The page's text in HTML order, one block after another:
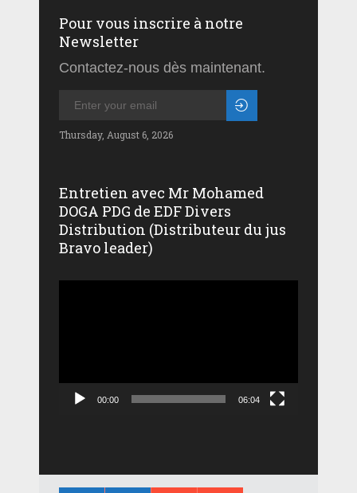
Pour vous inscrire à notre
Newsletter
Contactez-nous dès maintenant.
Thursday, August 6, 2026
Entretien avec Mr Mohamed
DOGA PDG de EDF Divers
Distribution (Distributeur du jus
Bravo leader)
00:00 06:04